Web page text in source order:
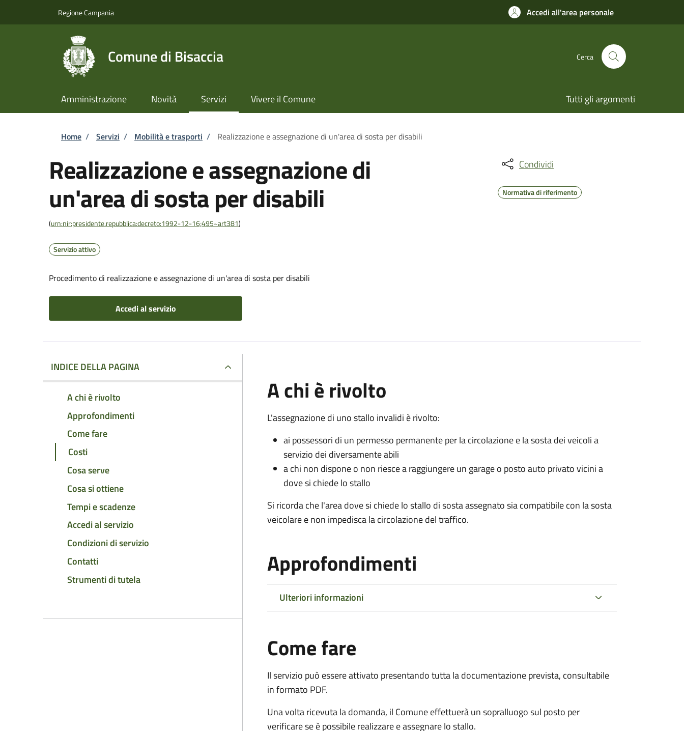
Regione Campania Accedi all'area personale
Comune di Bisaccia Cerca
Amministrazione Novità Servizi Vivere il Comune Tutti gli argomenti
Briciole di pane
Home / Servizi / Mobilità e trasporti / Realizzazione e assegnazione di un'area di sosta per disabili
Realizzazione e assegnazione di
un'area di sosta per disabili
(urn:nir:presidente.repubblica:decreto:1992-12-16;495~art381)
Servizio attivo
Procedimento di realizzazione e assegnazione di un'area di sosta per disabili
Accedi al servizio
Condividi
Normativa di riferimento
INDICE DELLA PAGINA
A chi è rivolto
Approfondimenti
Come fare
Costi
Cosa serve
Cosa si ottiene
Tempi e scadenze
Accedi al servizio
Condizioni di servizio
Contatti
Strumenti di tutela
A chi è rivolto
L'assegnazione di uno stallo invalidi è rivolto:
ai possessori di un permesso permanente per la circolazione e la sosta dei veicoli a
servizio dei diversamente abili
a chi non dispone o non riesce a raggiungere un garage o posto auto privato vicini a
dove si chiede lo stallo
Si ricorda che l'area dove si chiede lo stallo di sosta assegnato sia compatibile con la sosta
veicolare e non impedisca la circolazione del traffico.
Approfondimenti
Ulteriori informazioni
Come fare
Il servizio può essere attivato presentando tutta la documentazione prevista, consultabile
in formato PDF.
Una volta ricevuta la domanda, il Comune effettuerà un sopralluogo sul posto per
verificare se è possibile realizzare e assegnare lo stallo.